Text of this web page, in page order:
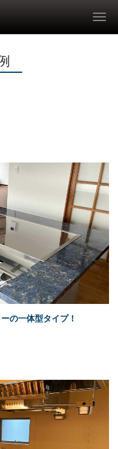
の一体型タイプ！